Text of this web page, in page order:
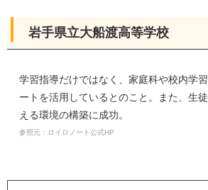
岩手県立大船渡高等学校
学習指導だけではなく、家庭科や校内学
ートを活用しているとのこと。また、生
える環境の構築に成功。
参照元：ロイロノート公式HP